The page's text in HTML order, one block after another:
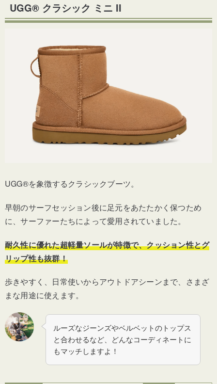
UGG® クラシック ミニ II
UGG®を象徴するクラシックブーツ。
早朝のサーフセッション後に足元をあたたかく保つため
に、サーファーたちによって愛用されていました。
耐久性に優れた超軽量ソールが特徴で、クッション性とグ
リップ性も抜群！
歩きやすく、日常使いからアウトドアシーンまで、さまざ
まな用途に使えます。
ルーズなジーンズやベルベットのトップス
と合わせるなど、どんなコーディネートに
もマッチしますよ！